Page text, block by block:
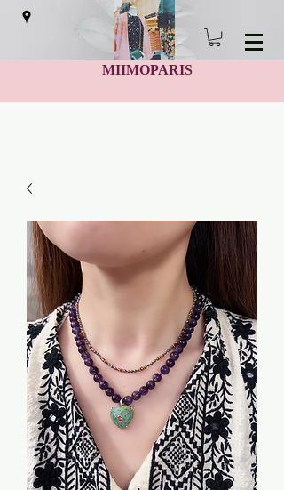
MIIMOPARIS